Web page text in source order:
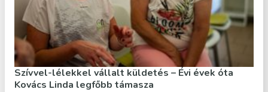
Szívvel-lélekkel vállalt küldetés – Évi évek óta
Kovács Linda legfőbb támasza